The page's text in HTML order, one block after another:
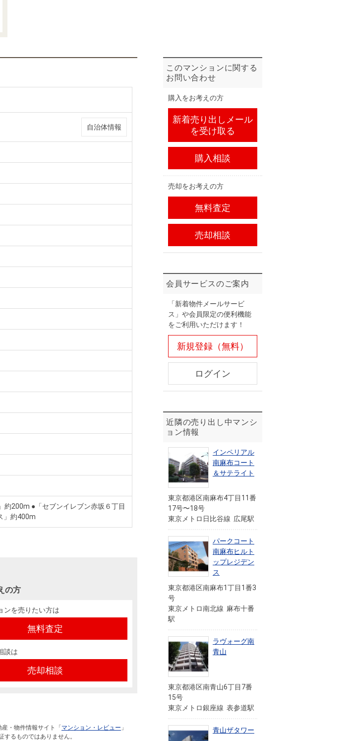
自治体情報
200m ●「セブンイレブン赤坂６丁目
」約400m
の方
ンを売りたい方は
無料査定
談は
売却相談
・物件情報サイト「 マンション・レビュー 」
るものではありません。
このマンションに関する
お問い合わせ
購入をお考えの方
新着売り出しメール
を受け取る
購入相談
売却をお考えの方
無料査定
売却相談
会員サービスのご案内
「新着物件メールサービ
ス」や会員限定の便利機能
をご利用いただけます！
新規登録（無料）
ログイン
近隣の売り出し中マンシ
ョン情報
インペリアル
南麻布コート
＆サテライト
東京都港区南麻布4丁目11番
17号〜18号
東京メトロ日比谷線 広尾駅
パークコート
南麻布ヒルト
ップレジデン
ス
東京都港区南麻布1丁目1番3
号
東京メトロ南北線 麻布十番
駅
ラヴォーグ南
青山
東京都港区南青山6丁目7番
15号
東京メトロ銀座線 表参道駅
青山ザタワー